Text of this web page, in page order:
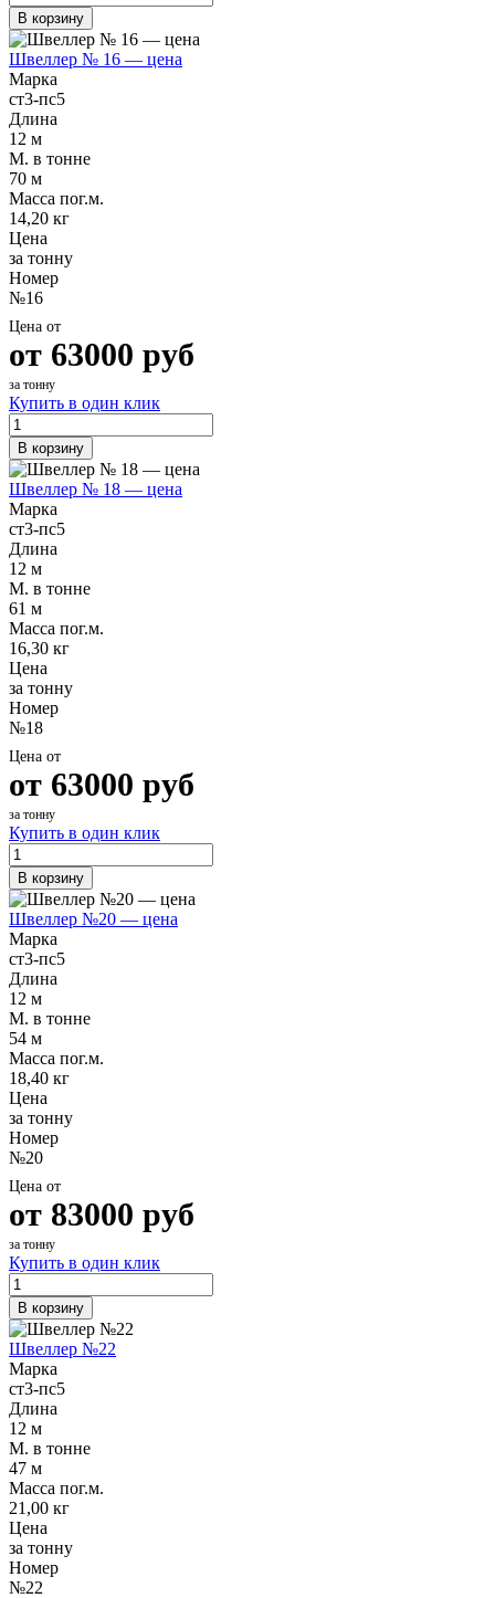
В корзину
Швеллер № 16 — цена
Марка
ст3-пс5
Длина
12 м
М. в тонне
70 м
Масса пог.м.
14,20 кг
Цена
за тонну
Номер
№16
Цена от
от 63000 руб
за тонну
Купить в один клик
В корзину
Швеллер № 18 — цена
Марка
ст3-пс5
Длина
12 м
М. в тонне
61 м
Масса пог.м.
16,30 кг
Цена
за тонну
Номер
№18
Цена от
от 63000 руб
за тонну
Купить в один клик
В корзину
Швеллер №20 — цена
Марка
ст3-пс5
Длина
12 м
М. в тонне
54 м
Масса пог.м.
18,40 кг
Цена
за тонну
Номер
№20
Цена от
от 83000 руб
за тонну
Купить в один клик
В корзину
Швеллер №22
Марка
ст3-пс5
Длина
12 м
М. в тонне
47 м
Масса пог.м.
21,00 кг
Цена
за тонну
Номер
№22